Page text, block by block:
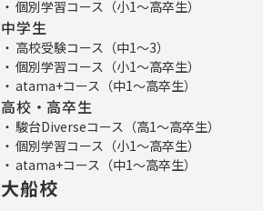
個別学習コース（小1～高卒生）
中学生
高校受験コース（中1～3）
個別学習コース（小1～高卒生）
atama+コース（中1～高卒生）
高校・高卒生
駿台Diverseコース（高1～高卒生）
個別学習コース（小1～高卒生）
atama+コース（中1～高卒生）
大船校